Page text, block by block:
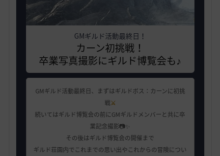
GMギルド活動最終日！
カーン初挑戦！
卒業写真撮影にギルド博覧会も♪
GMギルド活動最終日、まずはギルドボス：カーンに初挑
戦⚔️
続いてはギルド博覧会の前にGMギルドメンバーと共に卒
業記念撮影📷✨
その後はギルド博覧会の開催まで
ギルド荘園内でこれまでの思い出やこれからの冒険につい